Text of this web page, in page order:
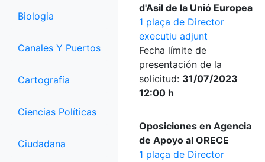
Biologia
Canales Y Puertos
Cartografía
Ciencias Políticas
Ciudadana
d'Asil de la Unió Europea
1 plaça de Director
executiu adjunt
Fecha límite de
presentación de la
solicitud: 31/07/2023
12:00 h
Oposiciones en Agencia
de Apoyo al ORECE
1 plaça de Director